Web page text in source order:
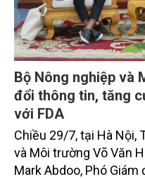
Bộ Nông nghiệp và
đổi thông tin, tăng
với FDA
Chiều 29/7, tại Hà Nội,
và Môi trường Võ Văn
Mark Abdoo, Phó